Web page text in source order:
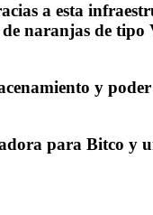
a esta
naranjas de tipo
y
para Bitco